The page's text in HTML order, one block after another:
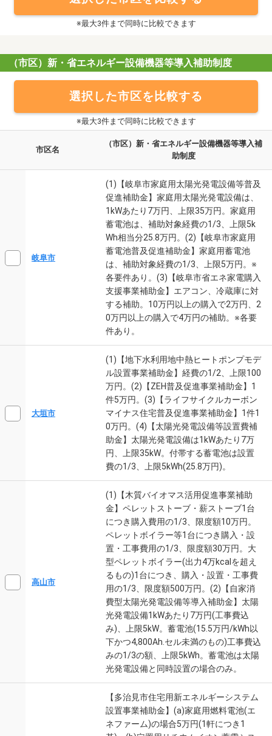
※最大3件まで同時に比較できます
（市区）新・省エネルギー設備機器等導入補助制度
選択した市区を比較する
※最大3件まで同時に比較できます
市区名
（市区）新・省エネルギー設備機器等導入補
助制度
岐阜市
(1)【岐阜市家庭用太陽光発電設備等普及
促進補助金】家庭用太陽光発電設備は、
1kWあたり7万円、上限35万円。家庭用
蓄電池は、補助対象経費の1/3、上限5k
Wh相当分25.8万円。(2)【岐阜市家庭用
蓄電池普及促進補助金】家庭用蓄電池
は、補助対象経費の1/3、上限5万円。※
各要件あり。(3)【岐阜市省エネ家電購入
支援事業補助金】エアコン、冷蔵庫に対
する補助。10万円以上の購入で2万円、2
0万円以上の購入で4万円の補助。※各要
件あり。
大垣市
(1)【地下水利用地中熱ヒートポンプモデ
ル設置事業補助金】経費の1/2、上限100
万円。(2)【ZEH普及促進事業補助金】1
件5万円。(3)【ライフサイクルカーボン
マイナス住宅普及促進事業補助金】1件1
0万円。(4)【太陽光発電設備等設置費補
助金】太陽光発電設備は1kWあたり7万
円、上限35kW。付帯する蓄電池は設置
費の1/3、上限5kWh(25.8万円)。
高山市
(1)【木質バイオマス活用促進事業補助
金】ペレットストーブ・薪ストーブ1台
につき購入費用の1/3、限度額10万円。
ペレットボイラー等1台につき購入・設
置・工事費用の1/3、限度額30万円。大
型ペレットボイラー(出力4万kcalを超え
るもの)1台につき、購入・設置・工事費
用の1/3、限度額500万円。(2)【自家消
費型太陽光発電設備等導入補助金】太陽
光発電設備1kWあたり7万円(工事費込
み)、上限5kW。蓄電池(15.5万円/kWh以
下かつ4,800Ah.セル未満のもの)工事費込
みの1/3の額、上限5kWh。蓄電池は太陽
光発電設備と同時設置の場合のみ。
【多治見市住宅用新エネルギーシステム
設置事業補助金】(a)家庭用燃料電池(エ
ネファーム)の場合5万円(1軒につき1